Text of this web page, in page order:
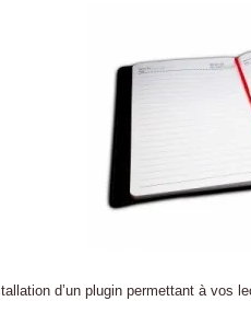
d’un plugin permettant à vos